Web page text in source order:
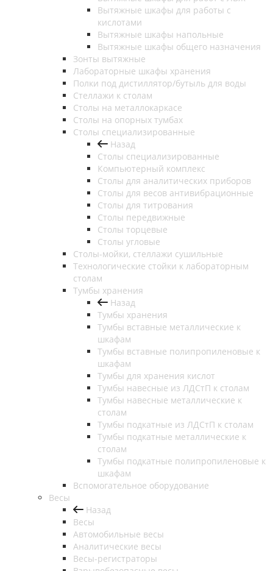
Вытяжные шкафы для работы с
кислотами
Вытяжные шкафы напольные
Вытяжные шкафы общего назначения
Зонты вытяжные
Лабораторные шкафы хранения
Полки под дистиллятор/бутыль для воды
Стеллажи к столам
Столы на металлокаркасе
Столы на опорных тумбах
Столы специализированные
Назад
Столы специализированные
Компьютерный комплекс
Столы для аналитических приборов
Столы для весов антивибрационные
Столы для титрования
Столы передвижные
Столы торцевые
Столы угловые
Столы-мойки, стеллажи сушильные
Технологические стойки к лабораторным
столам
Тумбы хранения
Назад
Тумбы хранения
Тумбы вставные металлические к
шкафам
Тумбы вставные полипропиленовые к
шкафам
Тумбы для хранения кислот
Тумбы навесные из ЛДСтП к столам
Тумбы навесные металлические к
столам
Тумбы подкатные из ЛДСтП к столам
Тумбы подкатные металлические к
столам
Тумбы подкатные полипропиленовые к
шкафам
Вспомогательное оборудование
Весы
Назад
Весы
Автомобильные весы
Аналитические весы
Весы-регистраторы